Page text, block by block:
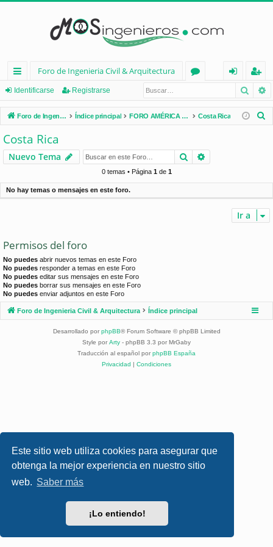
Este sitio web utiliza cookies para asegurar que
obtenga la mejor experiencia en nuestro sitio
web. Saber más
¡Lo entiendo!
nl
ac
es
rá
pi
d
Foro de Ingenieria Civil & Arquitectura
os
nt
ifi
e
eg
ist
ra
Identificarse Registrarse
Foro de Ingenieria Civil & Arquitectura Índice principal FORO AMÉRICA LATINA Costa Rica
r
Costa Rica
Nuevo Tema Buscar
0 temas • Página 1de 1
No hay temas o mensajes en este foro.
Ir a
Permisos del foro
No puedes abrir nuevos temas en este Foro
No puedes responder a temas en este Foro
No puedes editar sus mensajes en este Foro
No puedes borrar sus mensajes en este Foro
No puedes enviar adjuntos en este Foro
Foro de Ingenieria Civil & Arquitectura Índice principal
Desarrollado por phpBB® Forum Software © phpBB Limited
Style por Arty - phpBB 3.3 por MrGaby
Traducción al español por phpBB España
Privacidad | Condiciones